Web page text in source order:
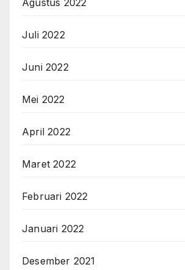
Agustus 2022
Juli 2022
Juni 2022
Mei 2022
April 2022
Maret 2022
Februari 2022
Januari 2022
Desember 2021